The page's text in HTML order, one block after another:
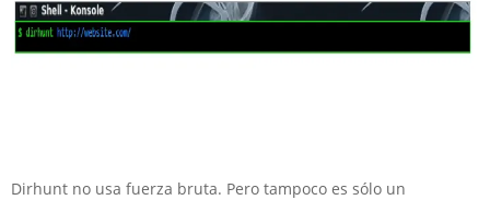
Dirhunt no usa fuerza bruta. Pero tampoco es sólo un